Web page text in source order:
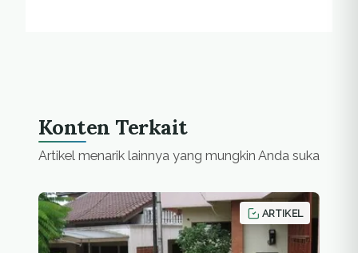
Konten Terkait
Artikel menarik lainnya yang mungkin Anda suka
ARTIKEL